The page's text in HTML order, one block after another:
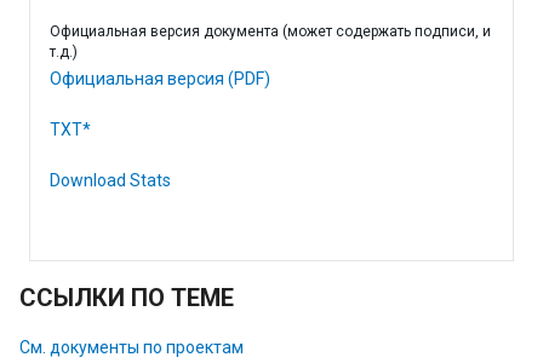
Официальная версия документа (может содержать подписи, и
т.д.)
Официальная версия (PDF)
TXT*
Download Stats
ССЫЛКИ ПО ТЕМЕ
См. документы по проектам